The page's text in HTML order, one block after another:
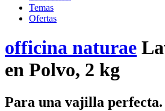
Temas
Ofertas
officina naturae
en Polvo, 2 kg
Para una vajilla perfecta.